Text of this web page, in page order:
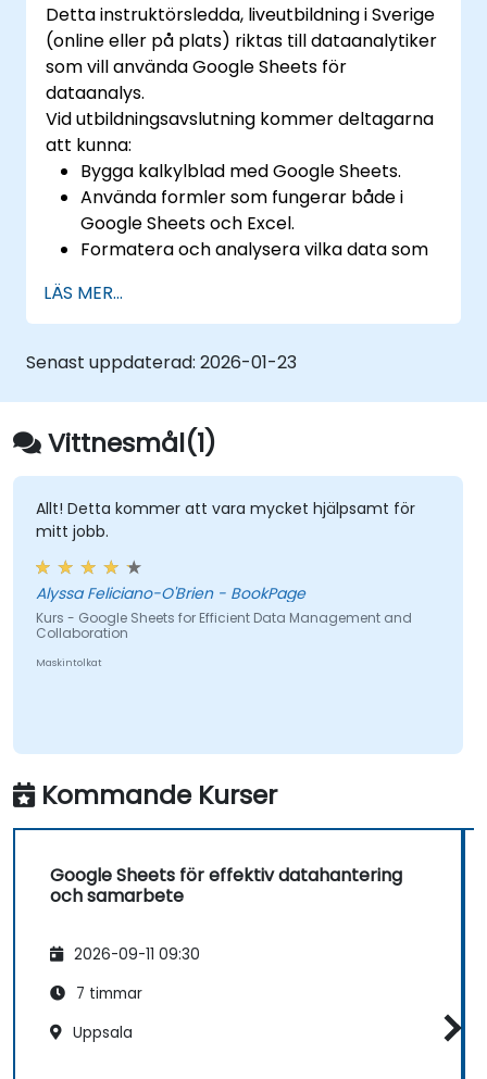
Detta instruktörsledda, liveutbildning i Sverige
(online eller på plats) riktas till dataanalytiker
som vill använda Google Sheets för
dataanalys.
Vid utbildningsavslutning kommer deltagarna
att kunna:
Bygga kalkylblad med Google Sheets.
Använda formler som fungerar både i
Google Sheets och Excel.
Formatera och analysera vilka data som
Skapa visualiseringar av data med
diagram och grafer.
LÄS MER...
Senast uppdaterad: 2026-01-23
Vittnesmål(1)
Allt! Detta kommer att vara mycket hjälpsamt för
mitt jobb.
Alyssa Feliciano-O'Brien - BookPage
Kurs - Google Sheets for Efficient Data Management and
Collaboration
Maskintolkat
Kommande Kurser
Google Sheets för effektiv datahantering
och samarbete
2026-09-11 09:30
7 timmar
Uppsala